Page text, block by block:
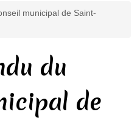
municipal de Saint-
du
de